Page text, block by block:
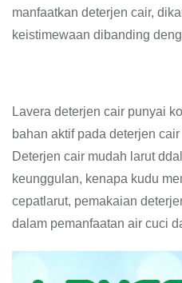
manfaatkan deterjen cair,
keistimewaan dibanding
Lavera deterjen cair punyai
bahan aktif pada deterjen
Deterjen cair mudah larut
keunggulan, kenapa kudu
cepatlarut, pemakaian
dalam pemanfaatan air cuci